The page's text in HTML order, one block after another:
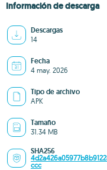
Información de descarga
Descargas
14
Fecha
4 may. 2026
Tipo de archivo
APK
Tamaño
31.34 MB
SHA256
ccc